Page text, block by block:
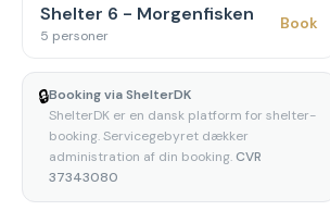
Shelter 6 - Morgenfisken
5 personer
Book
🔒Booking via ShelterDK
ShelterDK er en dansk platform for shelter-
booking. Servicegebyret dækker
administration af din booking. CVR
37343080